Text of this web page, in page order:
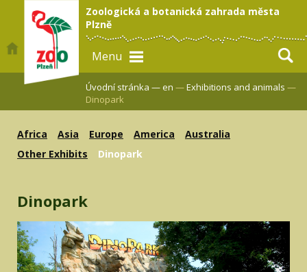
Zoologická a botanická zahrada města
Plzně
Menu
Úvodní stránka —en —Exhibitions and animals —
Dinopark
Africa Asia Europe America
Australia
Other Exhibits
Dinopark
Dinopark